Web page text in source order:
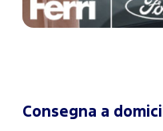
Consegna a